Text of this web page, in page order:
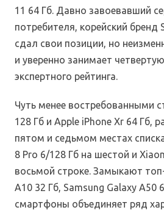
11 64 Гб. Давно завоевавший
потребителя, корейский бренд
сдал свои позиции, но
и уверенно занимает
экспертного рейтинга.
Чуть менее востребованными
128 Гб и Apple iPhone Xr 64 Гб,
пятом и седьмом местах
8 Pro 6/128 Гб на шестой и
восьмой строке. Замыкают
A10 32 Гб, Samsung Galaxy A50
смартфоны объединяет ряд